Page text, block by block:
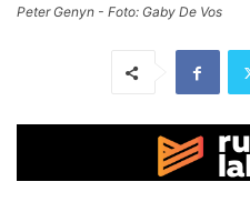
Peter Genyn - Foto: Gaby De Vos